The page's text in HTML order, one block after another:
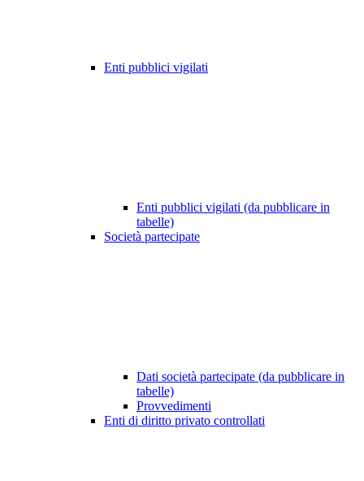
Enti pubblici vigilati
Enti pubblici vigilati (da pubblicare in
tabelle)
Società partecipate
Dati società partecipate (da pubblicare in
tabelle)
Provvedimenti
Enti di diritto privato controllati